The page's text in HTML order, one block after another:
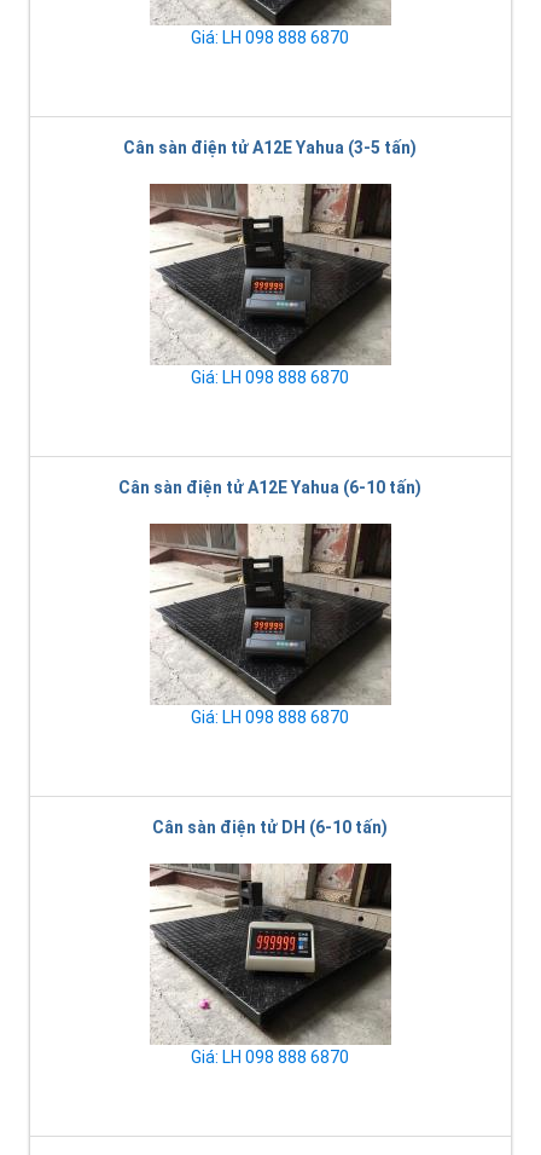
Giá: LH 098 888 6870
Cân sàn điện tử A12E Yahua (3-5 tấn)
Giá: LH 098 888 6870
Cân sàn điện tử A12E Yahua (6-10 tấn)
Giá: LH 098 888 6870
Cân sàn điện tử DH (6-10 tấn)
Giá: LH 098 888 6870